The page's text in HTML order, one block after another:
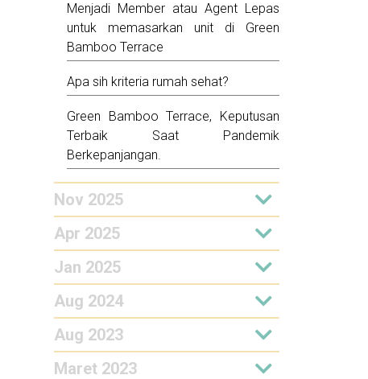
Menjadi Member atau Agent Lepas
untuk memasarkan unit di Green
Bamboo Terrace
Apa sih kriteria rumah sehat?
Green Bamboo Terrace, Keputusan
Terbaik Saat Pandemik
Berkepanjangan.
Nov 2025
Apr 2025
Jan 2025
Aug 2024
Aug 2023
Maret 2023